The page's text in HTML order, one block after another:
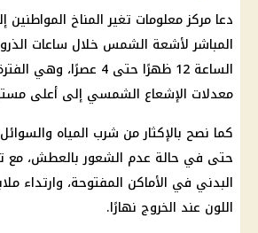
دعا مركز معلومات تغير المناخ
المباشر لأشعة الشمس خلال ساعات
الساعة 12 ظهرًا حتى 4
معدلات الإشعاع الشمسي إلى أعلى
كما نصح بالإكثار من شرب المياه
حتى في حالة عدم الشعور بالعطش، مع
البدني في الأماكن المفتوحة، وارتداء
اللون عند الخروج نهارًا.